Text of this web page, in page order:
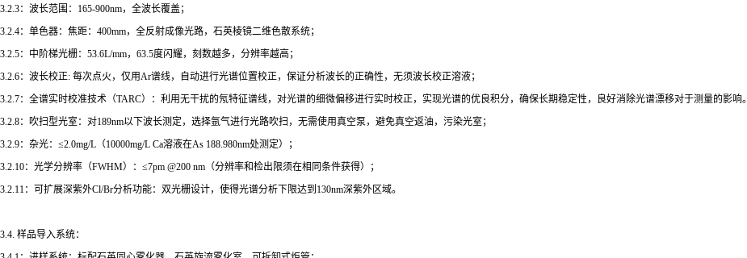
3.2.3：波长范围：165-900nm，全波长覆盖；
3.2.4：单色器：焦距：400mm，全反射成像光路，石英棱镜二维色散系统；
3.2.5：中阶梯光栅：53.6L/mm，63.5度闪耀，刻数越多，分辨率越高；
3.2.6：波长校正: 每次点火，仅用Ar谱线，自动进行光谱位置校正，保证分析波长的正确性，无须波长校正溶液；
3.2.7：全谱实时校准技术（TARC）：利用无干扰的氖特征谱线，对光谱的细微偏移进行实时校正，实现光谱的优良积分，确保长期稳定性，良好消除光谱漂移对于测量的影响。
3.2.8：吹扫型光室：对189nm以下波长测定，选择氩气进行光路吹扫，无需使用真空泵，避免真空返油，污染光室；
3.2.9：杂光：≤2.0mg/L（10000mg/L Ca溶液在As 188.980nm处测定）；
3.2.10：光学分辨率（FWHM）：≤7pm @200 nm（分辨率和检出限须在相同条件获得）；
3.2.11：可扩展深紫外Cl/Br分析功能：双光栅设计，使得光谱分析下限达到130nm深紫外区域。
3.4. 样品导入系统：